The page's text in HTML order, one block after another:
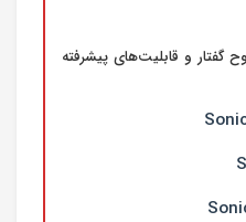
گفتار و قابلیت‌های پیشرفته